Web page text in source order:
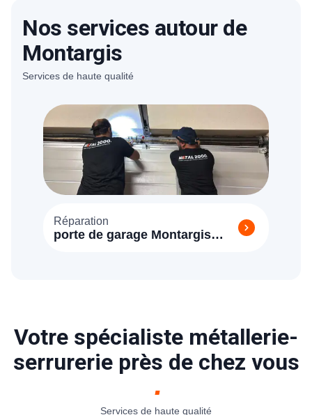
Nos services autour de
Montargis
Services de haute qualité
Réparation
porte de garage Montargis
Votre spécialiste métallerie-
serrurerie près de chez vous
Services de haute qualité